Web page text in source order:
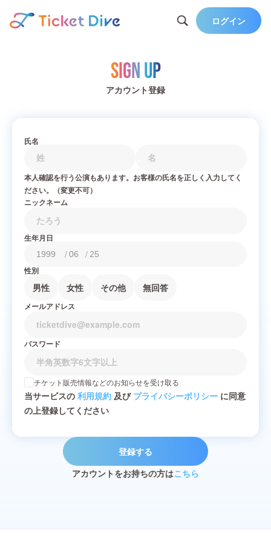
ログイン
Sign Up
アカウント登録
氏名
本人確認を行う公演もあります。お客様の氏名を正しく入力してく
ださい。（変更不可）
ニックネーム
生年月日
/ /
性別
男性 女性 その他 無回答
メールアドレス
パスワード
チケット販売情報などのお知らせを受け取る
当サービスの 利用規約 及び プライバシーポリシー に同意
の上登録してください
登録する
アカウントをお持ちの方はこちら